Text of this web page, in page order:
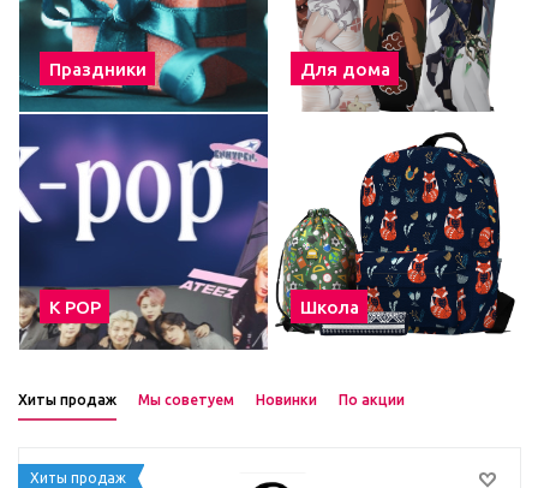
Праздники Для дома
К POP Школа
Хиты продаж Мы советуем Новинки По акции
Хиты продаж